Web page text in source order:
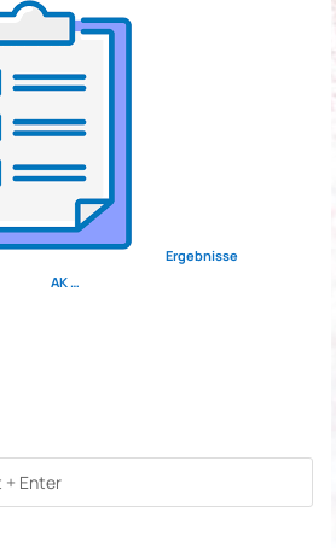
Ergebnisse
AK …